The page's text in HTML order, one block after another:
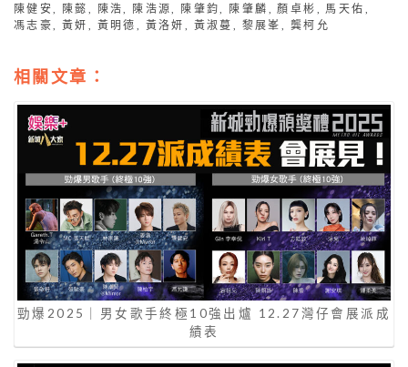
陳健安
陳懿 陳浩 陳浩源 陳肇鈞 陳肇麟 ,顏卓彬 馬天佑
馮志豪
,黃妍 黃明德 黃洛妍 黃淑蔓 黎展峯 龔柯允
相關文章：
勁爆2025｜男女歌手終極10強出爐 12.27灣仔會展派成
績表